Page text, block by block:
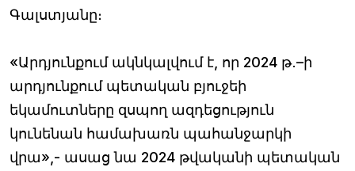
Գալստյանը։
«Արդյունքում ակնկալվում է, որ 2024 թ․–ի
արդյունքում պետական բյուջեի
եկամուտները զսպող ազդեցություն
կունենան համախառն պահանջարկի
վրա»,- ասաց նա 2024 թվականի պետական